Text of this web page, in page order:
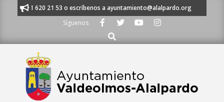
al 91 620 21 53 o escríbenos a ayuntamiento@alalpardo.org
Síguenos
Buscar